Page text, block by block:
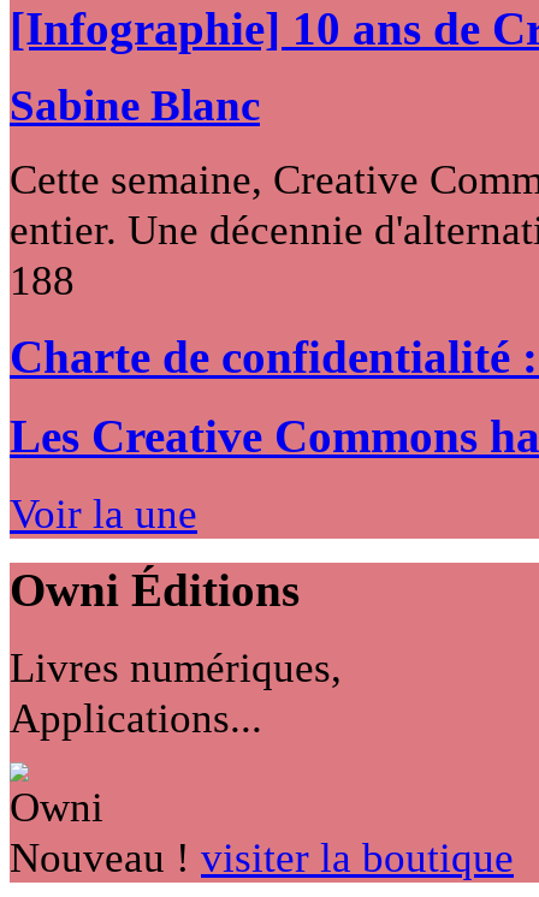
[Infographie] 10 ans de
Sabine Blanc
Cette semaine, Creative
entier. Une décennie
188
Charte de confidentialité
Les Creative Commons
Voir la une
Owni Éditions
Livres numériques,
Applications...
Nouveau ! visiter la boutique